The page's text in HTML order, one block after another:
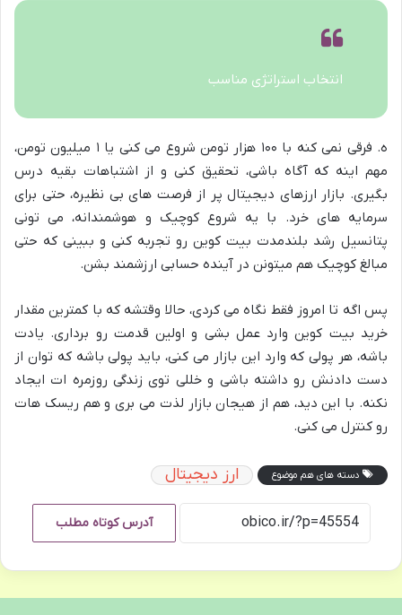
انتخاب استراتژی مناسب
ه. فرقی نمی کنه با ۱۰۰ هزار تومن شروع می کنی یا ۱ میلیون تومن،
مهم اینه که آگاه باشی، تحقیق کنی و از اشتباهات بقیه درس
بگیری. بازار ارزهای دیجیتال پر از فرصت های بی نظیره، حتی برای
سرمایه های خرد. با یه شروع کوچیک و هوشمندانه، می تونی
پتانسیل رشد بلندمدت بیت کوین رو تجربه کنی و ببینی که حتی
مبالغ کوچیک هم میتونن در آینده حسابی ارزشمند بشن.
پس اگه تا امروز فقط نگاه می کردی، حالا وقتشه که با کمترین مقدار
خرید بیت کوین وارد عمل بشی و اولین قدمت رو برداری. یادت
باشه، هر پولی که وارد این بازار می کنی، باید پولی باشه که توان از
دست دادنش رو داشته باشی و خللی توی زندگی روزمره ات ایجاد
نکنه. با این دید، هم از هیجان بازار لذت می بری و هم ریسک هات
رو کنترل می کنی.
دسته های هم موضوع ارز دیجیتال
آدرس کوتاه مطلب